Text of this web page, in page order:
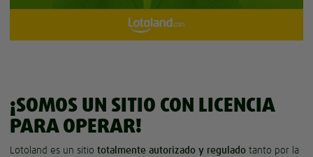
¡SOMOS UN SITIO CON LICENCIA
PARA OPERAR!
Lotoland es un sitio totalmente autorizado y regulado tanto por la